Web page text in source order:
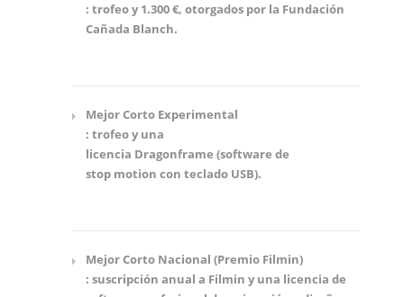
: trofeo y 1.300 €, otorgados por la Fundación
Cañada Blanch.
Mejor Corto Experimental
: trofeo y una
licencia Dragonframe (software de
stop motion con teclado USB).
Mejor Corto Nacional (Premio Filmin)
: suscripción anual a Filmin y una licencia de